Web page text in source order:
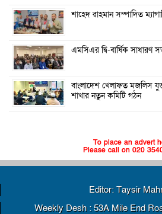
শাহেদ রাহমান সম্পাদিত
এমসিএর দ্বি-বার্ষিক সাধারণ
বাংলাদেশ খেলাফত মজলিস
শাখার নতুন কমিটি গঠন
To place an advert
Please call on 020
Editor: Taysir
Weekly Desh : 53A Mile End